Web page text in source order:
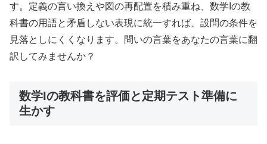
す。定義の言い換えや図の再配置を積み重ね、数学Iの教
科書の用語と矛盾しない表現に統一すれば、設問の条件を
見落としにくくなります。問いの言葉をあなたの言葉に翻
訳してみませんか？
数学Iの教科書を評価と定期テスト準備に
生かす